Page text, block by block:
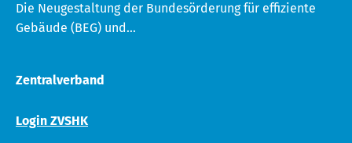
Die Neugestaltung der Bundesörderung für effiziente
Gebäude (BEG) und...
Zentralverband
Login ZVSHK